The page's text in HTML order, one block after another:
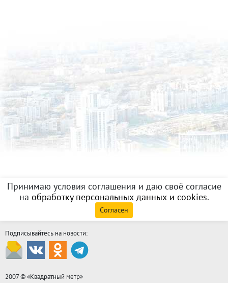
Принимаю условия соглашения и даю своё согласие
на обработку персональных данных и cookies.
Согласен
Подписывайтесь на новости:
2007 © «Квадратный метр»